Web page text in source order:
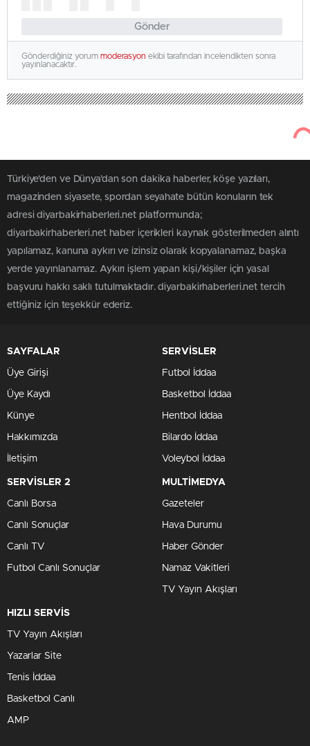
Gönder
Gönderdiğiniz yorum moderasyon ekibi tarafından incelendikten sonra
yayınlanacaktır.
Türkiye'den ve Dünya’dan son dakika haberler, köşe yazıları,
magazinden siyasete, spordan seyahate bütün konuların tek
adresi diyarbakirhaberleri.net platformunda;
diyarbakirhaberleri.net haber içerikleri kaynak gösterilmeden alıntı
yapılamaz, kanuna aykırı ve izinsiz olarak kopyalanamaz, başka
yerde yayınlanamaz. Aykırı işlem yapan kişi/kişiler için yasal
başvuru hakkı saklı tutulmaktadır. diyarbakirhaberleri.net tercih
ettiğiniz için teşekkür ederiz.
SAYFALAR
Üye Girişi
Üye Kaydı
Künye
Hakkımızda
İletişim
SERVİSLER
Futbol İddaa
Basketbol İddaa
Hentbol İddaa
Bilardo İddaa
Voleybol İddaa
SERVİSLER 2
Canlı Borsa
Canlı Sonuçlar
Canlı TV
Futbol Canlı Sonuçlar
MULTİMEDYA
Gazeteler
Hava Durumu
Haber Gönder
Namaz Vakitleri
TV Yayın Akışları
HIZLI SERVİS
TV Yayın Akışları
Yazarlar Site
Tenis İddaa
Basketbol Canlı
AMP